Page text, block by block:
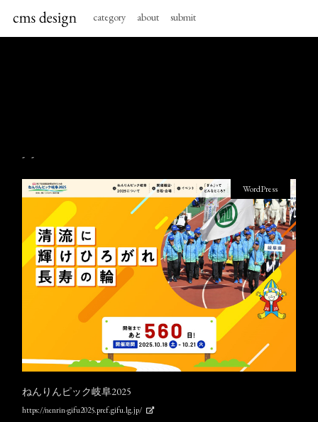
category about submit
- -
ねんりんピック岐阜2025
https://nenrin-gifu2025.pref.gifu.lg.jp/
WordPress